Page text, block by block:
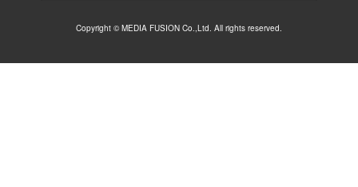
Copyright © MEDIA FUSION Co.,Ltd. All rights reserved.